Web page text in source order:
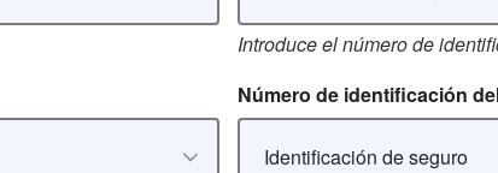
Introduce el número de
Número de identificación